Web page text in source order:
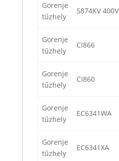
Gorenje
tűzhely
S874KV 400V
Gorenje
tűzhely
CI866
Gorenje
tűzhely
CI860
Gorenje
tűzhely
EC6341WA
Gorenje
tűzhely
EC6341XA